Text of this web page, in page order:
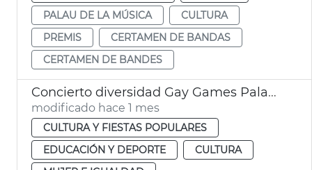
PALAU DE LA MÚSICA
CULTURA
PREMIS
CERTAMEN DE BANDAS
CERTAMEN DE BANDES
Concierto diversidad Gay Games Palau de la Música de València
modificado hace 1 mes
CULTURA Y FIESTAS POPULARES
EDUCACIÓN Y DEPORTE
CULTURA